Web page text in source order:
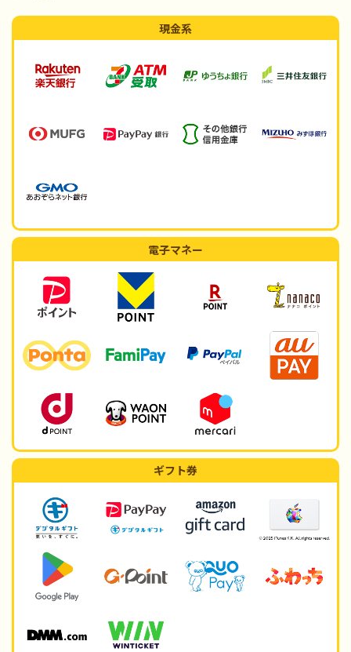
現金系
電子マネー
ギフト券